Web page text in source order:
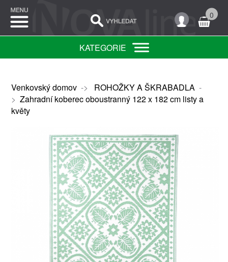
0
KATEGORIE
Venkovský domov-> ROHOŽKY A ŠKRABADLA-
> Zahradní koberec oboustranný 122 x 182 cm listy a
květy